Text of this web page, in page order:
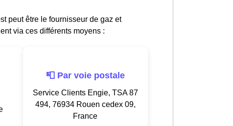
peut être le fournisseur de gaz et
via ces différents moyens :
📮 Par voie postale
Service Clients Engie, TSA 87
494, 76934 Rouen cedex 09,
France